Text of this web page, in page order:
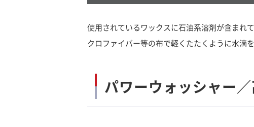
使用されているワックスに石油系溶剤が含まれ
クロファイバー等の布で軽くたたくように水滴を
パワーウォッシャー